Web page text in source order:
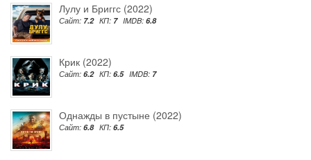
Лулу и Бриггс (2022)
Сайт: 7.2 КП: 7 IMDB: 6.8
Крик (2022)
Сайт: 6.2 КП: 6.5 IMDB: 7
Однажды в пустыне (2022)
Сайт: 6.8 КП: 6.5